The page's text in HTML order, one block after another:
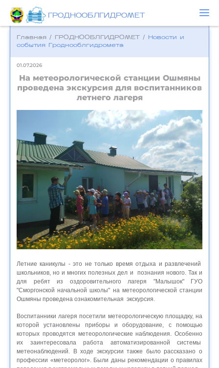
ГРОДНООБЛГИДРОМЕТ
Главная / ГРОДНООБЛГИДРОМЕТ /
Новости и
события Гроднооблгидромета
01.07.2026
На метеорологической станции Ошмяны
проведена экскурсия для воспитанников
летнего лагеря
Летние каникулы - это не только время отдыха и развлечений
школьников, но и многих полезных дел и познания нового. Так и
для ребят из оздоровительного лагеря "Малышок" ГУО
"Сморгонской начальной школы" на метеорологической станции
Ошмяны проведена ознакомительная экскурсия.
Воспитанники лагеря посетили метеорологическую площадку, на
которой установлены приборы и оборудование, с помощью
которых проводятся метеорологические наблюдения. Особенно
их заинтересовала работа автоматизированной системы
метеонаблюдений. В ходе экскурсии также было рассказано о
профессии «метеоролог». Были даны рекомендации о правилах